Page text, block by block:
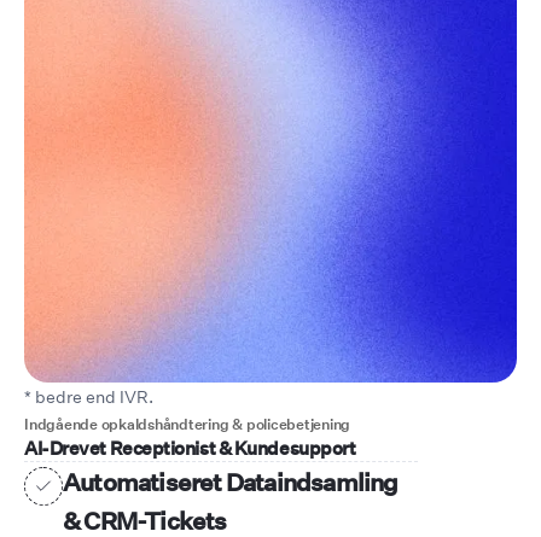
* bedre end IVR.
Indgående opkaldshåndtering & policebetjening
AI-Drevet Receptionist & Kundesupport
Automatiseret Dataindsamling
& CRM-Tickets